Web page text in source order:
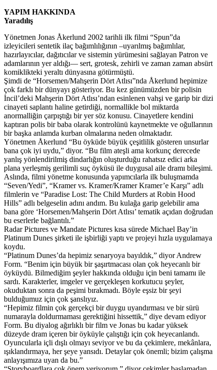
YAPIM HAKKINDA
Yaradılış
Yönetmen Jonas Åkerlund 2002 tarihli ilk filmi “Spun”da
izleyicileri sentetik ilaç bağımlılığının –uyarılmış bağımlılar,
hazırlayıcılar, dağıtıcılar ve sistemin yürümesini sağlayan Patron ve
adamlarının yer aldığı— sert, grotesk, zehirli ve zaman zaman absürt
komiklikteki yeraltı dünyasına götürmüştü.
Şimdi de “Horsemen/Mahşerin Dört Atlısı”nda Åkerlund hepimize
çok farklı bir dünyayı gösteriyor. Bu kez günümüzden bir polisin
İncil’deki Mahşerin Dört Atlısı’ndan esinlenen vahşi ve garip bir dizi
cinayeti saplantı haline getirdiği, normallikle bol miktarda
anormalliğin çarpıştığı bir yer söz konusu. Cinayetlere kendini
kaptıran polis bir baba olarak kontrolünü kaynetmekte ve oğullarının
bir başka anlamda kurban olmalarına neden olmaktadır.
Yönetmen Åkerlund “Bu öyküde büyük çeşitlilik gösteren unsurlar
bana çok iyi uydu,” diyor. “Bu film ateşli ama korkunç derecede
yanlış yönlendirilmiş dindarlığın oluşturduğu rahatsız edici arka
plana yerleşmiş gerilimli suç öyküsü ile duygusal aile dramı bileşimi.
Aslında, filmi yönetme konusunda yapımcılarla ilk buluşmamda
“Seven/Yedi”, “Kramer vs. Kramer/Kramer Kramer’e Karşı” adlı
filmlerin ve “Paradise Lost: The Child Murders at Robin Hood
Hills” adlı belgeselin adını andım. Bu kulağa garip gelebilir ama
bana göre ‘Horsemen/Mahşerin Dört Atlısı’ tematik açıdan doğrudan
bu eserlerle bağlantılı.”
Radar Pictures ve Mandate Pictures kısa sürede Michael Bay’in
Platinum Dunes şirketi ile işbirliği yaptı ve projeyi hızla uygulamaya
koydu.
“Platinum Dunes’da hepimiz senaryoya bayıldık,” diyor Andrew
Form. “Benim için büyük bir şaşırtmacası olan çok heyecanlı bir
öyküydü. Bilmediğim şeyler hakkında olduğu için beni tamamı ile
sardı. Karakterler, imgeler ve gerçekleşen korkutucu şeyler,
okuduktan sonra da peşimi bırakmadı. Böyle eşsiz bir şeyi
bulduğumuz için çok şanslıyız.
“Hepimiz filmin çok gerçekçi bir duygu uyandırması ve bir sürü
numarayla doldurmaması gerektiğini hissettik,” diye devam ediyor
Form. Bu diyalog ağırlıklı bir film ve Jonas bu kadar yüksek
düzeyde dram içeren bir öyküyle çalıştığı için çok heyecanlandı.
Oyuncularla içli dışlı olmayı seviyor ve bu da çekimlere, mekânlara,
ışıklandırmaya, her şeye yansıdı. Detaylar çok önemli; bizim çalışma
anlayışımıza uyan da bu.”